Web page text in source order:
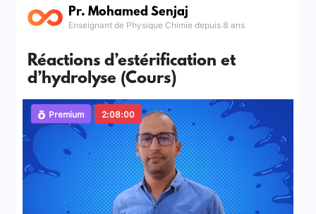
Pr. Mohamed Senjaj
Enseignant de Physique Chimie depuis 8 ans
Réactions d’estérification et
d’hydrolyse (Cours)
Premium 2:08:00